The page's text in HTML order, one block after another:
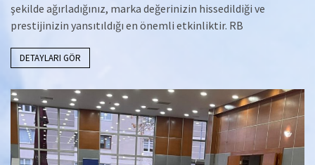
şekilde ağırladığınız, marka değerinizin hissedildiği ve
prestijinizin yansıtıldığı en önemli etkinliktir. RB
DETAYLARI GÖR